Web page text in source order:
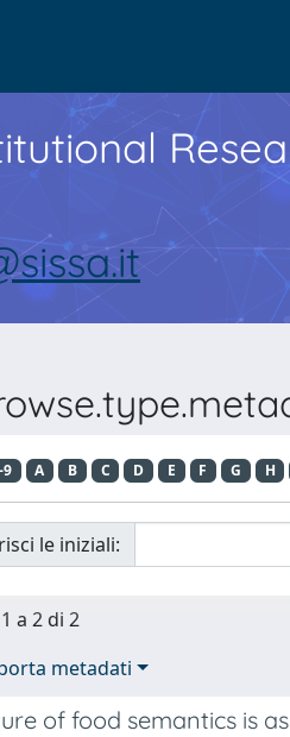
9 A B C D E F G H
le iniziali:
a 2 di 2
metadati
of food semantics is